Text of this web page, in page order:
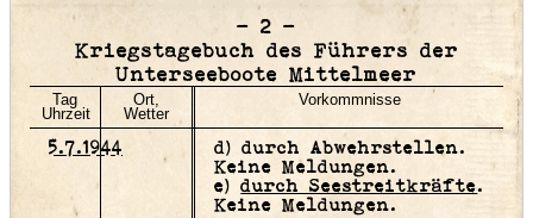
– 2 –
Kriegstagebuch des Führers der
Unterseeboote Mittelmeer
Tag
Uhrzeit
Ort,
Wetter
Vorkommnisse
5.7.1944 d)durch Abwehrstellen.
Keine Meldungen.
e)durch Seestreitkräfte.
Keine Meldungen.